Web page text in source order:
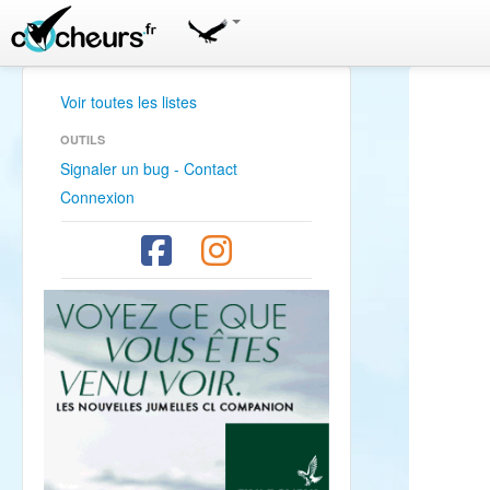
Voir toutes les listes
OUTILS
Signaler un bug - Contact
Connexion